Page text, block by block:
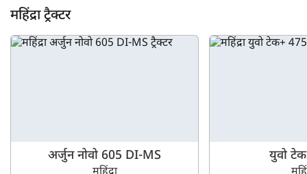
महिंद्रा ट्रैक्टर
अर्जुन नोवो 605 DI-MS युवो